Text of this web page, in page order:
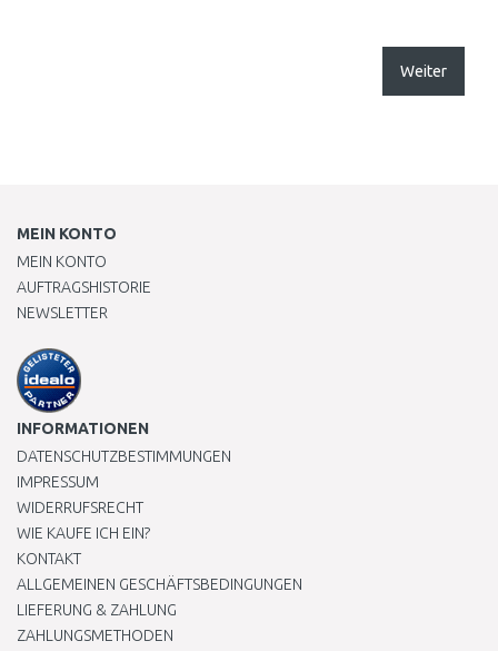
Weiter
MEIN KONTO
MEIN KONTO
AUFTRAGSHISTORIE
NEWSLETTER
INFORMATIONEN
DATENSCHUTZBESTIMMUNGEN
IMPRESSUM
WIDERRUFSRECHT
WIE KAUFE ICH EIN?
KONTAKT
ALLGEMEINEN GESCHÄFTSBEDINGUNGEN
LIEFERUNG & ZAHLUNG
ZAHLUNGSMETHODEN